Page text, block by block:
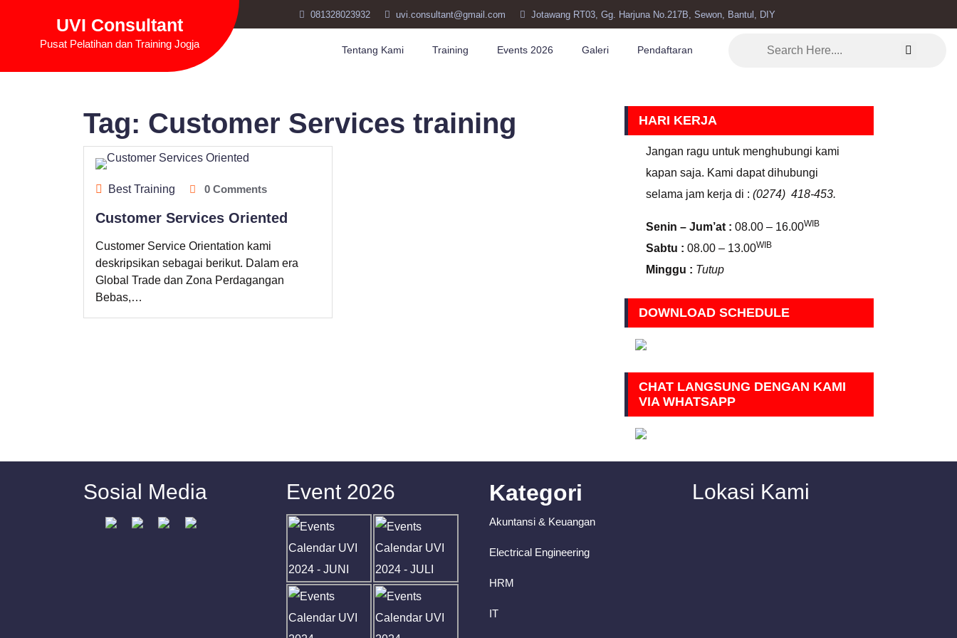
081328023932 uvi.consultant@gmail.com Jotawang RT03, Gg. Harjuna No.217B, Sewon, Bantul, DIY
UVI Consultant
Pusat Pelatihan dan Training Jogja Tentang Kami Training Events 2026 Galeri Pendaftaran
Tag: Customer Services training
Best Training 0 Comments
Customer Services Oriented
Customer Service Orientation kami
deskripsikan sebagai berikut. Dalam era
Global Trade dan Zona Perdagangan
Bebas,…
HARI KERJA
Jangan ragu untuk menghubungi kami
kapan saja. Kami dapat dihubungi
selama jam kerja di : (0274) 418-453.
Senin – Jum’at : 08.00 – 16.00WIB
Sabtu : 08.00 – 13.00WIB
Minggu : Tutup
DOWNLOAD SCHEDULE
CHAT LANGSUNG DENGAN KAMI
VIA WHATSAPP
Sosial Media Event 2026 Kategori
Akuntansi & Keuangan
Electrical Engineering
HRM
IT
Lokasi Kami